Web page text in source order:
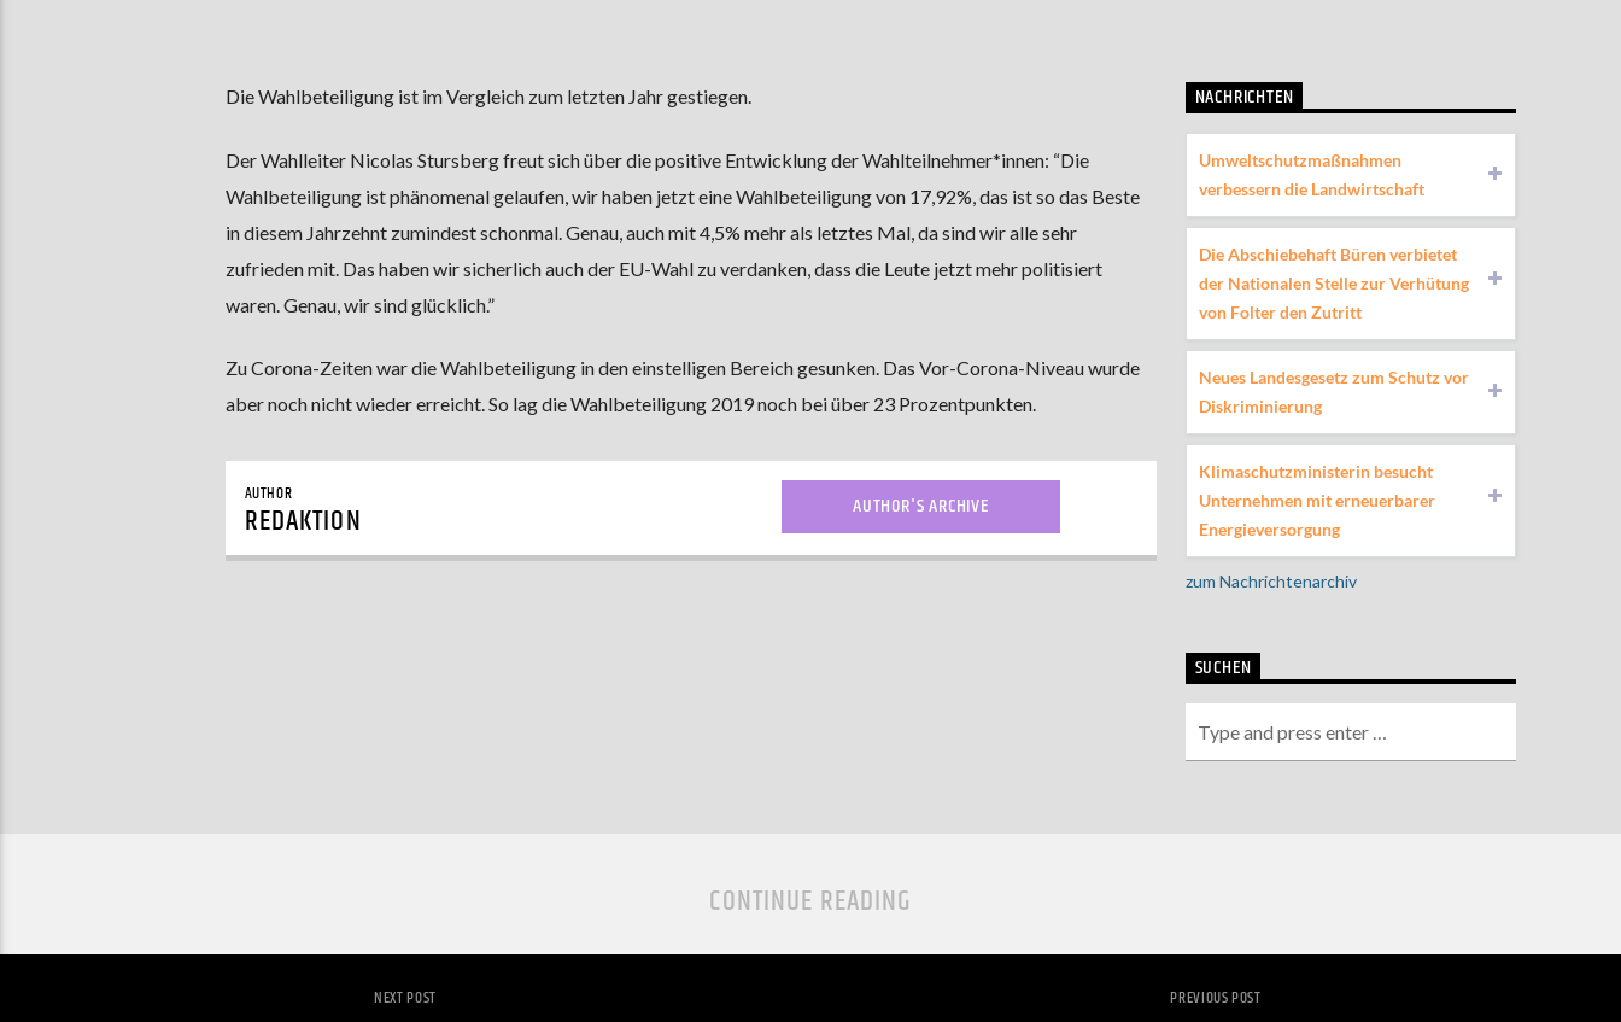
Die Wahlbeteiligung ist im Vergleich zum letzten Jahr gestiegen.
Der Wahlleiter Nicolas Stursberg freut sich über die positive Entwicklung der Wahlteilnehmer*innen: “Die
Wahlbeteiligung ist phänomenal gelaufen, wir haben jetzt eine Wahlbeteiligung von 17,92%, das ist so das Beste
in diesem Jahrzehnt zumindest schonmal. Genau, auch mit 4,5% mehr als letztes Mal, da sind wir alle sehr
zufrieden mit. Das haben wir sicherlich auch der EU-Wahl zu verdanken, dass die Leute jetzt mehr politisiert
waren. Genau, wir sind glücklich.”
Zu Corona-Zeiten war die Wahlbeteiligung in den einstelligen Bereich gesunken. Das Vor-Corona-Niveau wurde
aber noch nicht wieder erreicht. So lag die Wahlbeteiligung 2019 noch bei über 23 Prozentpunkten.
AUTHOR
REDAKTION AUTHOR'S ARCHIVE
NACHRICHTEN
Umweltschutzmaßnahmen
verbessern die Landwirtschaft
Die Abschiebehaft Büren verbietet
der Nationalen Stelle zur Verhütung
von Folter den Zutritt
Neues Landesgesetz zum Schutz vor
Diskriminierung
Klimaschutzministerin besucht
Unternehmen mit erneuerbarer
Energieversorgung
zum Nachrichtenarchiv
SUCHEN
CONTINUE READING
NEXT POST PREVIOUS POST